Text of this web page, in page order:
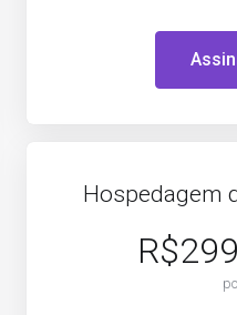
Hospedagem